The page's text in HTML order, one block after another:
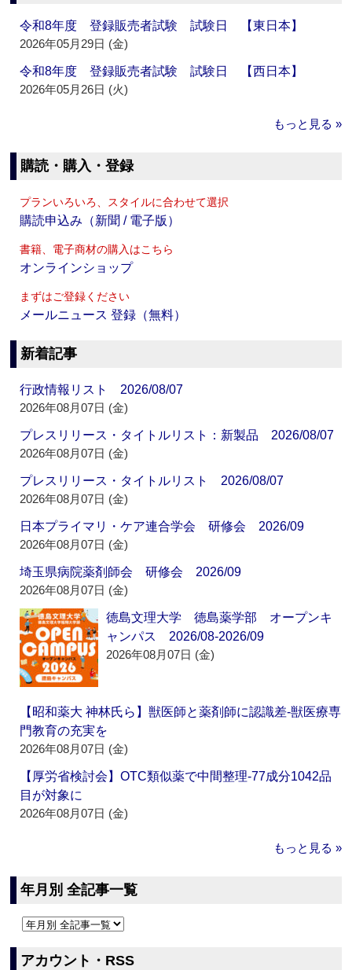
令和8年度 登録販売者試験 試験日 【東日本】
2026年05月29日 (金)
令和8年度 登録販売者試験 試験日 【西日本】
2026年05月26日 (火)
もっと見る »
購読・購入・登録
プランいろいろ、スタイルに合わせて選択
購読申込み（新聞 / 電子版）
書籍、電子商材の購入はこちら
オンラインショップ
まずはご登録ください
メールニュース 登録（無料）
新着記事
行政情報リスト 2026/08/07
2026年08月07日 (金)
プレスリリース・タイトルリスト：新製品 2026/08/07
2026年08月07日 (金)
プレスリリース・タイトルリスト 2026/08/07
2026年08月07日 (金)
日本プライマリ・ケア連合学会 研修会 2026/09
2026年08月07日 (金)
埼玉県病院薬剤師会 研修会 2026/09
2026年08月07日 (金)
徳島文理大学 徳島薬学部 オープンキ
ャンパス 2026/08-2026/09
2026年08月07日 (金)
【昭和薬大 神林氏ら】獣医師と薬剤師に認識差‐獣医療専
門教育の充実を
2026年08月07日 (金)
【厚労省検討会】OTC類似薬で中間整理‐77成分1042品
目が対象に
2026年08月07日 (金)
もっと見る »
年月別 全記事一覧
アカウント・RSS